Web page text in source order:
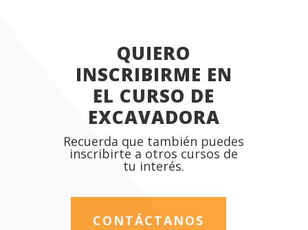
QUIERO
INSCRIBIRME EN
EL CURSO DE
EXCAVADORA
Recuerda que también puedes
inscribirte a otros cursos de
tu interés.
CONTÁCTANOS